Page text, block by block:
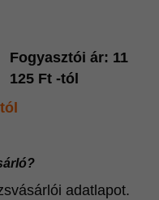
Fogyasztói ár: 11
125 Ft -tól
adatlapot.